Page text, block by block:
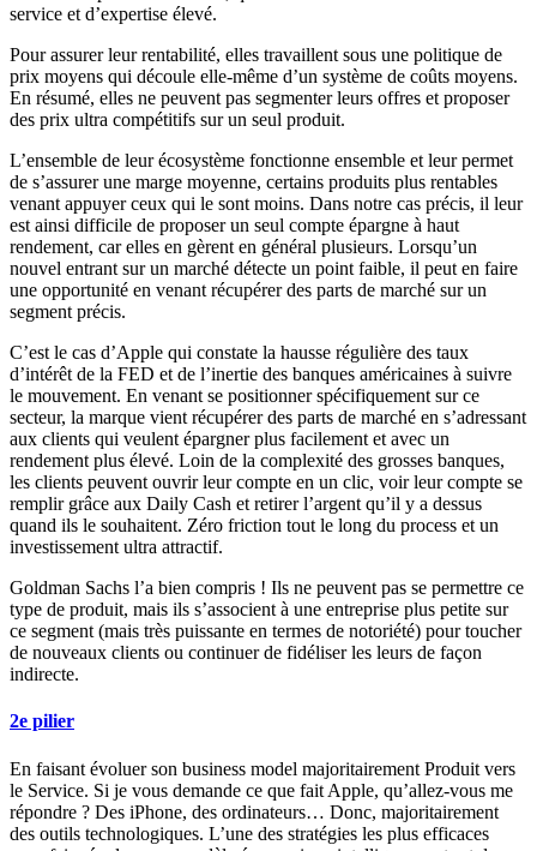
service et d’expertise élevé.
Pour assurer leur rentabilité, elles travaillent sous une politique de
prix moyens qui découle elle-même d’un système de coûts moyens.
En résumé, elles ne peuvent pas segmenter leurs offres et proposer
des prix ultra compétitifs sur un seul produit.
L’ensemble de leur écosystème fonctionne ensemble et leur permet
de s’assurer une marge moyenne, certains produits plus rentables
venant appuyer ceux qui le sont moins. Dans notre cas précis, il leur
est ainsi difficile de proposer un seul compte épargne à haut
rendement, car elles en gèrent en général plusieurs. Lorsqu’un
nouvel entrant sur un marché détecte un point faible, il peut en faire
une opportunité en venant récupérer des parts de marché sur un
segment précis.
C’est le cas d’Apple qui constate la hausse régulière des taux
d’intérêt de la FED et de l’inertie des banques américaines à suivre
le mouvement. En venant se positionner spécifiquement sur ce
secteur, la marque vient récupérer des parts de marché en s’adressant
aux clients qui veulent épargner plus facilement et avec un
rendement plus élevé. Loin de la complexité des grosses banques,
les clients peuvent ouvrir leur compte en un clic, voir leur compte se
remplir grâce aux Daily Cash et retirer l’argent qu’il y a dessus
quand ils le souhaitent. Zéro friction tout le long du process et un
investissement ultra attractif.
Goldman Sachs l’a bien compris ! Ils ne peuvent pas se permettre ce
type de produit, mais ils s’associent à une entreprise plus petite sur
ce segment (mais très puissante en termes de notoriété) pour toucher
de nouveaux clients ou continuer de fidéliser les leurs de façon
indirecte.
2e pilier
En faisant évoluer son business model majoritairement Produit vers
le Service. Si je vous demande ce que fait Apple, qu’allez-vous me
répondre ? Des iPhone, des ordinateurs… Donc, majoritairement
des outils technologiques. L’une des stratégies les plus efficaces